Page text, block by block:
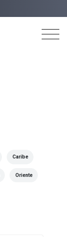
Caribe
Oriente